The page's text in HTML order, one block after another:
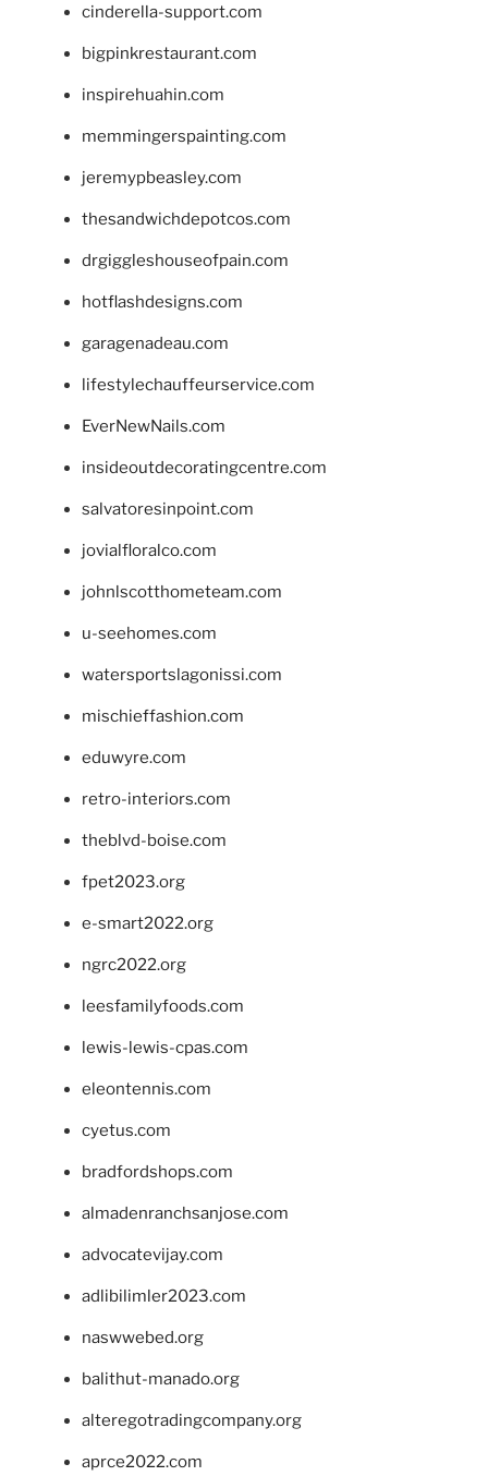
cinderella-support.com
bigpinkrestaurant.com
inspirehuahin.com
memmingerspainting.com
jeremypbeasley.com
thesandwichdepotcos.com
drgiggleshouseofpain.com
hotflashdesigns.com
garagenadeau.com
lifestylechauffeurservice.com
EverNewNails.com
insideoutdecoratingcentre.com
salvatoresinpoint.com
jovialfloralco.com
johnlscotthometeam.com
u-seehomes.com
watersportslagonissi.com
mischieffashion.com
eduwyre.com
retro-interiors.com
theblvd-boise.com
fpet2023.org
e-smart2022.org
ngrc2022.org
leesfamilyfoods.com
lewis-lewis-cpas.com
eleontennis.com
cyetus.com
bradfordshops.com
almadenranchsanjose.com
advocatevijay.com
adlibilimler2023.com
naswwebed.org
balithut-manado.org
alteregotradingcompany.org
aprce2022.com